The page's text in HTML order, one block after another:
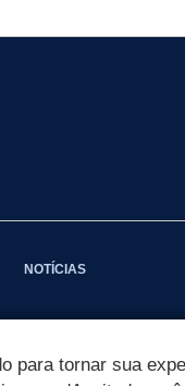
NOTÍCIAS
para tornar sua